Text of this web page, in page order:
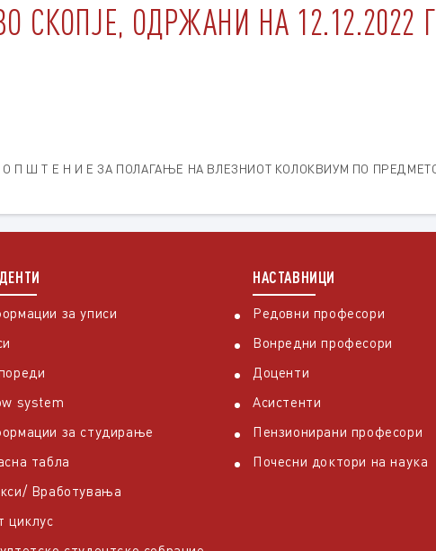
СКОПЈЕ, ОДРЖАНИ НА 12.12.2022
О П Ш Т Е Н И Е ЗА ПОЛАГАЊЕ НА ВЛЕЗНИОТ КОЛОКВИУМ ПО
за уписи
system
за студирање
табла
Вработувања
циклус
НАСТАВНИЦИ
Редовни професори
Вонредни професори
Доценти
Асистенти
Пензионирани професори
Почесни доктори на наука